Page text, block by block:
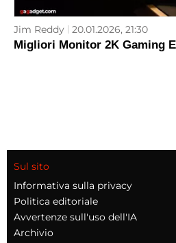
Jim Reddy 20.01.2026, 21:30
Migliori Monitor 2K Gaming
Sul sito
Informativa sulla privacy
Politica editoriale
Avvertenze sull'uso dell'IA
Archivio